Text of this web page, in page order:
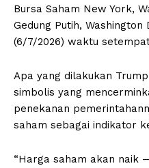
Bursa Saham New York,
Gedung Putih, Washington
(6/7/2026) waktu
Apa yang dilakukan
simbolis yang
penekanan
saham sebagai indikator
“Harga saham akan naik